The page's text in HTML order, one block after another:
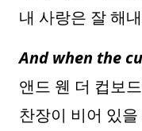
내 사랑은 잘 해
And when the
앤드 웬 더 컵보
찬장이 비어 있을